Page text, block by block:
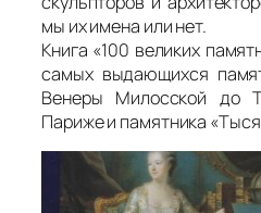
мы их имена или нет.
Книга «100 великих
самых выдающихся
Венеры Милосской до
Париже и памятника